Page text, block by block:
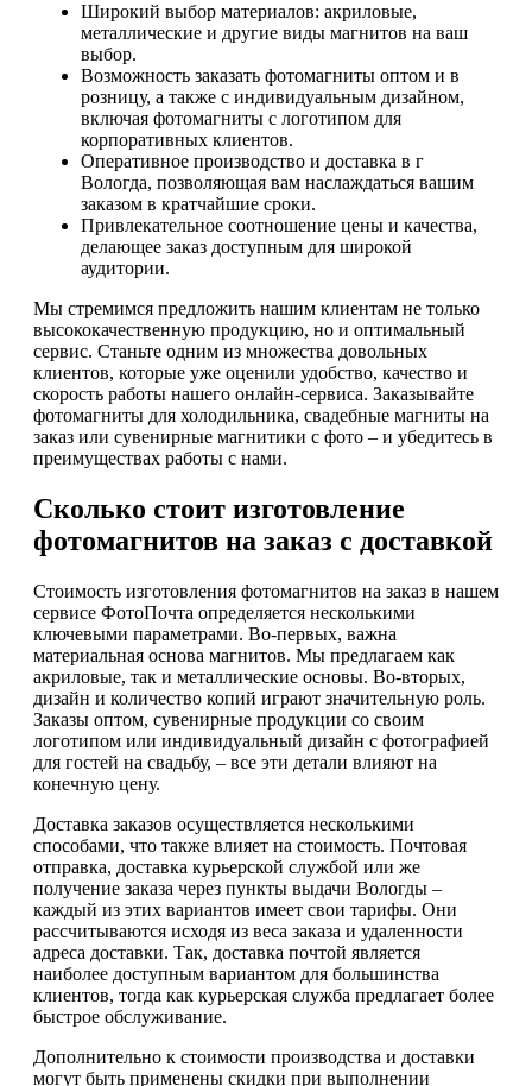
Широкий выбор материалов: акриловые,
металлические и другие виды магнитов на ваш
выбор.
Возможность заказать фотомагниты оптом и в
розницу, а также с индивидуальным дизайном,
включая фотомагниты с логотипом для
корпоративных клиентов.
Оперативное производство и доставка в г
Вологда, позволяющая вам наслаждаться вашим
заказом в кратчайшие сроки.
Привлекательное соотношение цены и качества,
делающее заказ доступным для широкой
аудитории.
Мы стремимся предложить нашим клиентам не только
высококачественную продукцию, но и оптимальный
сервис. Станьте одним из множества довольных
клиентов, которые уже оценили удобство, качество и
скорость работы нашего онлайн-сервиса. Заказывайте
фотомагниты для холодильника, свадебные магниты на
заказ или сувенирные магнитики с фото – и убедитесь в
преимуществах работы с нами.
Сколько стоит изготовление
фотомагнитов на заказ с доставкой
Стоимость изготовления фотомагнитов на заказ в нашем
сервисе ФотоПочта определяется несколькими
ключевыми параметрами. Во-первых, важна
материальная основа магнитов. Мы предлагаем как
акриловые, так и металлические основы. Во-вторых,
дизайн и количество копий играют значительную роль.
Заказы оптом, сувенирные продукции со своим
логотипом или индивидуальный дизайн с фотографией
для гостей на свадьбу, – все эти детали влияют на
конечную цену.
Доставка заказов осуществляется несколькими
способами, что также влияет на стоимость. Почтовая
отправка, доставка курьерской службой или же
получение заказа через пункты выдачи Вологды –
каждый из этих вариантов имеет свои тарифы. Они
рассчитываются исходя из веса заказа и удаленности
адреса доставки. Так, доставка почтой является
наиболее доступным вариантом для большинства
клиентов, тогда как курьерская служба предлагает более
быстрое обслуживание.
Дополнительно к стоимости производства и доставки
могут быть применены скидки при выполнении